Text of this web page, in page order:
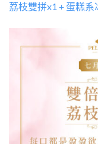
荔枝雙拼x1 + 蛋糕